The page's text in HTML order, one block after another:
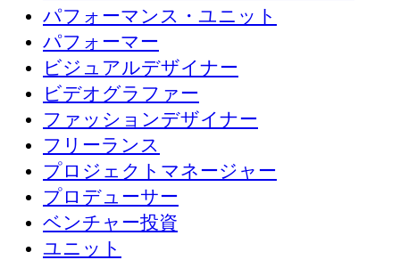
パフォーマンス・ユニット
パフォーマー
ビジュアルデザイナー
ビデオグラファー
ファッションデザイナー
フリーランス
プロジェクトマネージャー
プロデューサー
ベンチャー投資
ユニット